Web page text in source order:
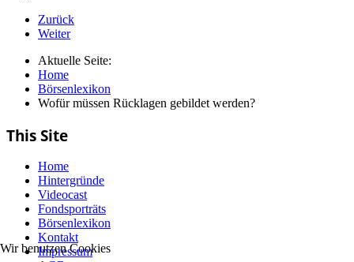
Zurück
Weiter
Aktuelle Seite:
Home
Börsenlexikon
Wofür müssen Rücklagen gebildet werden?
This Site
Home
Hintergründe
Videocast
Fondsporträts
Börsenlexikon
Kontakt
Impressum
Wir benutzen Cookies